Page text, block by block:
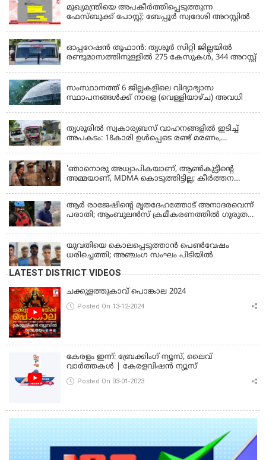
മുഖ്യമന്ത്രിയെ അപകീർത്തിപ്പെടുത്തുന്ന
ഫേസ്‌ബുക്ക് പോസ്റ്റ്; ബേപ്പൂർ സ്വദേശി അറസ്റ്റിൽ
ഓപ്പറേഷൻ തൂഫാൻ: തൃശൂർ സിറ്റി ജില്ലയിൽ
രണ്ടുമാസത്തിനുള്ളിൽ 275 കേസുകൾ, 344 അറസ്റ്റ്
സംസ്ഥാനത്ത് 6 ജില്ലകളിലെ വിദ്യാഭ്യാസ
സ്ഥാപനങ്ങൾക്ക് നാളെ (വെള്ളിയാഴ്ച) അവധി
തൃശൂരിൽ സ്വകാര്യബസ് വാഹനങ്ങളില്‍ ഇടിച്ച്
അപകടം: 18കാരി ഉൾപ്പെടെ രണ്ട് മരണം,
'ഞാനൊരു അധ്യാപികയാണ്, ആണ്‍കുട്ടീന്റെ
അമ്മയാണ്‌, MDMA കൊടുത്തിട്ടില്ല; കീർത്തന
ആര്‍ രാജേഷിന്റെ മൃതദേഹത്തോട് അനാദരവെന്ന്
പരാതി; ആംബുലന്‍സ് ക്രമീകരണത്തില്‍ ഗുരുതര
ഫ്രീസര്‍ സംവിധാനം ഇല്ലാതെയെന്നും ആരോപണം
യുവതിയെ കൊലപ്പെടുത്താൻ പെൺവേഷം
ധരിച്ചെത്തി; അഞ്ചംഗ സംഘം പിടിയിൽ
LATEST DISTRICT VIDEOS
ചക്കുളത്തുകാവ് പൊങ്കാല 2024
Posted On 13-12-2024
കേരളം ഇന്ന്: ബ്രേക്കിംഗ് ന്യൂസ്, ലൈവ്
വാർത്തകൾ | കേരളവിഷൻ ന്യൂസ്
Posted On 03-01-2023